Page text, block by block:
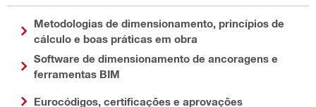
Metodologias de dimensionamento, princípios de
cálculo e boas práticas em obra
Software de dimensionamento de ancoragens e
ferramentas BIM
Eurocódigos, certificações e aprovações